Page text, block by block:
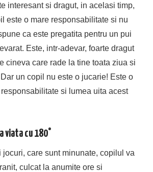
interesant si dragut, in acelasi timp,
este o mare responsabilitate si nu
ca este pregatita pentru un pui
Este, intr-adevar, foarte dragut
cineva care rade la tine toata ziua si
un copil nu este o jucarie! Este o
si lumea uita acest
viata cu 180°
jocuri, care sunt minunate, copilul va
culcat la anumite ore si